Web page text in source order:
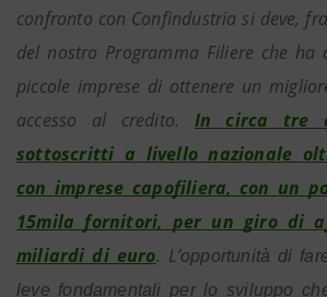
confronto con Confindustria si deve,
del nostro Programma Filiere che ha
piccole imprese di ottenere un
accesso al credito. In circa tre
sottoscritti a livello nazionale
con imprese capofiliera, con un
15mila fornitori, per un giro di
miliardi di euro. L’opportunità di
leve fondamentali per lo sviluppo